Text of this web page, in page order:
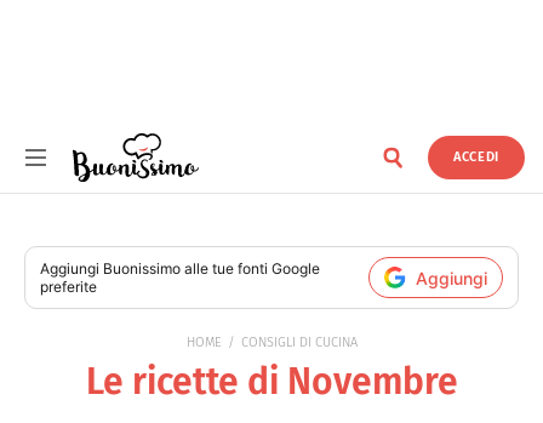
ACCEDI
Aggiungi Buonissimo alle tue fonti Google
preferite
Aggiungi
HOME CONSIGLI DI CUCINA
Le ricette di Novembre